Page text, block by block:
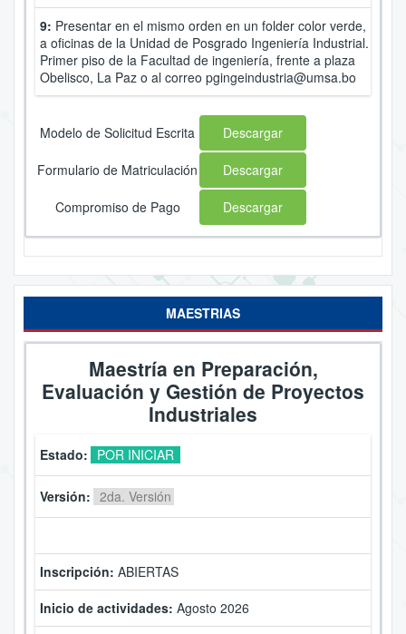
9: Presentar en el mismo orden en un folder color verde,
a oficinas de la Unidad de Posgrado Ingeniería Industrial.
Primer piso de la Facultad de ingeniería, frente a plaza
Obelisco, La Paz o al correo pgingeindustria@umsa.bo
Modelo de Solicitud Escrita Descargar
Formulario de Matriculación Descargar
Compromiso de Pago Descargar
MAESTRIAS
Maestría en Preparación,
Evaluación y Gestión de Proyectos
Industriales
Estado: POR INICIAR
Versión: 2da. Versión
Inscripción: ABIERTAS
Inicio de actividades: Agosto 2026